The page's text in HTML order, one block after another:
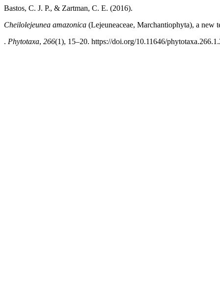
Bastos, C. J. P., & Zartman, C. E. (2016).
Cheilolejeunea amazonica (Lejeuneaceae, Marchantiophyta), a new
. Phytotaxa, 266(1), 15–20. https://doi.org/10.11646/